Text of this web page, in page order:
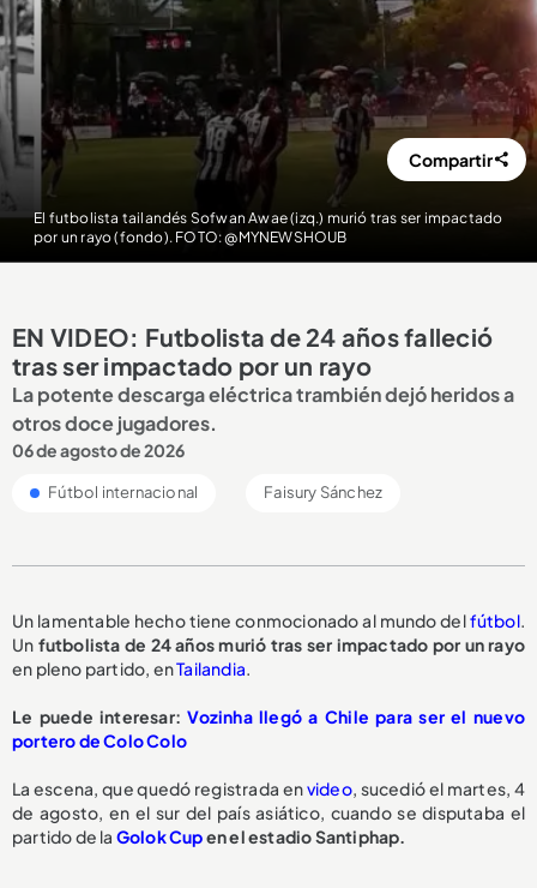
El futbolista tailandés Sofwan Awae (izq.) murió tras ser impactado
por un rayo (fondo). FOTO: @MYNEWSHOUB
Compartir
EN VIDEO: Futbolista de 24 años falleció
tras ser impactado por un rayo
La potente descarga eléctrica trambién dejó heridos a
otros doce jugadores.
06 de agosto de 2026
Fútbol internacional Faisury Sánchez
Un lamentable hecho tiene conmocionado al mundo delfútbol.
Un futbolista de 24 añosmurió tras ser impactado por un rayo
en pleno partido, enTailandia.
Le puede interesar:Vozinha llegó a Chile para ser el nuevo
portero de Colo Colo
La escena, que quedó registrada envideo, sucedió el martes, 4
de agosto, en el sur del país asiático, cuando se disputaba el
partido de la Golok Cupen el estadio Santiphap.